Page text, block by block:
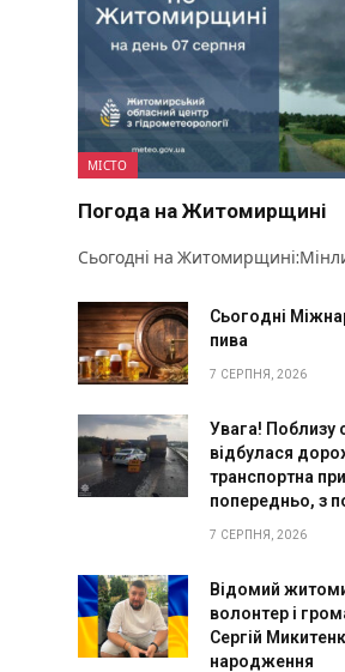
МІСТО
Погода на Житомирщині
Сьогодні на
Сьогодні
пива
7 СЕРПНЯ, 2026
Увага! Поблизу
відбулася
транспортна
попередньо, з
7 СЕРПНЯ, 2026
Відомий
волонтер і
Сергій
народження